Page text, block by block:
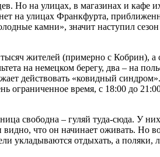
Но на улицах, в магазинах и кафе
на улицах Франкфурта,
камни», значит наступил
жителей (примерно с Кобрин), а
на немецком берегу, два – на
действовать «ковидный
ограниченное время, с 18:00 до
свободна – гуляй туда-сюда. У
что он начинает оживать.
укладываются отдыхать, а